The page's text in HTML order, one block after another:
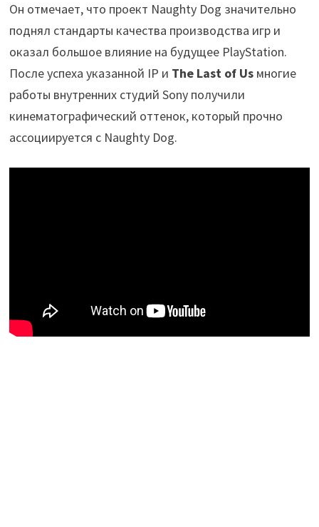
Он отмечает, что проект Naughty Dog значительно
поднял стандарты качества производства игр и
оказал большое влияние на будущее PlayStation.
После успеха указанной IP и The Last of Usмногие
работы внутренних студий Sony получили
кинематографический оттенок, который прочно
ассоциируется с Naughty Dog.